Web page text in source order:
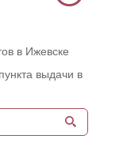
в Ижевске
выдачи в